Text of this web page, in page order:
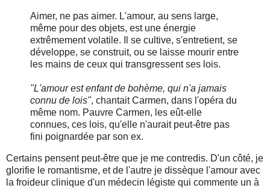
Aimer, ne pas aimer. L'amour, au sens large,
même pour des objets, est une énergie
extrêmement volatile. Il se cultive, s'entretient, se
développe, se construit, ou se laisse mourir entre
les mains de ceux qui transgressent ses lois.
"L'amour est enfant de bohème, qui n'a jamais
connu de lois", chantait Carmen, dans l'opéra du
même nom. Pauvre Carmen, les eût-elle
connues, ces lois, qu'elle n'aurait peut-être pas
fini poignardée par son ex.
Certains pensent peut-être que je me contredis. D'un côté, je
glorifie le romantisme, et de l'autre je dissèque l'amour avec
la froideur clinique d'un médecin légiste qui commente un à